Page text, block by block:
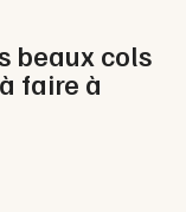
beaux cols
faire à